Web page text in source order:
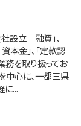
設立 融資」、
本金」、「定款認
務を取り扱ってお
中心に、一都三県
に...